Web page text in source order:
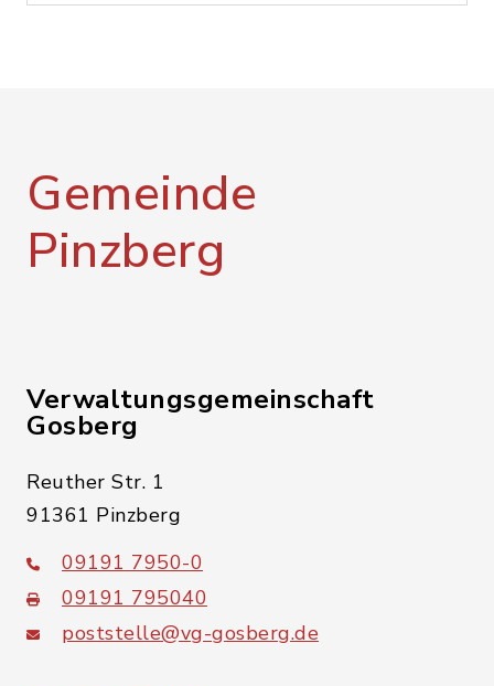
Gemeinde
Pinzberg
Verwaltungsgemeinschaft
Gosberg
Reuther Str. 1
91361 Pinzberg
09191 7950-0
09191 795040
poststelle@vg-gosberg.de